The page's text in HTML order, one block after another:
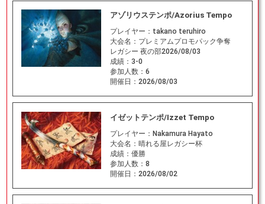
アゾリウステンポ/Azorius Tempo
プレイヤー： takano teruhiro
大会名： プレミアムプロモパック争奪
レガシー 夜の部2026/08/03
成績： 3-0
参加人数： 6
開催日： 2026/08/03
イゼットテンポ/Izzet Tempo
プレイヤー： Nakamura Hayato
大会名： 晴れる屋レガシー杯
成績： 優勝
参加人数： 8
開催日： 2026/08/02